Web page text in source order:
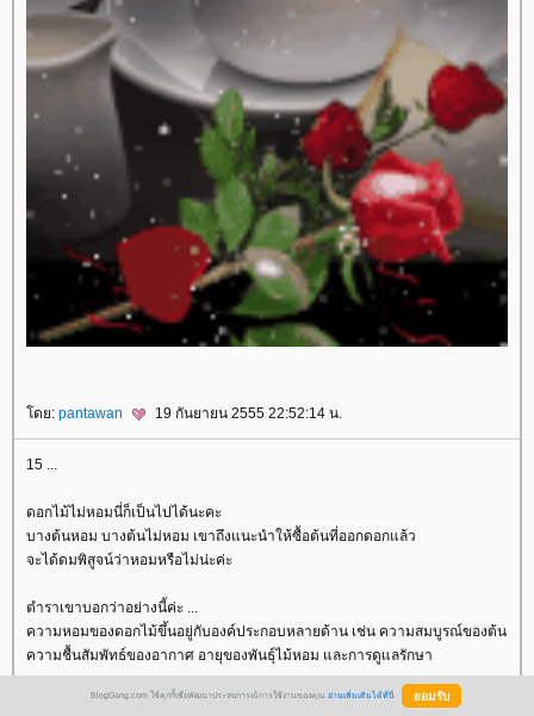
ดย: pantawan 19 กันยายน 2555 22:52:14 น.
15 ...
ดอกไม้ไม่หอมนี่ก็เป็นไปได้นะคะ
บางต้นหอม บางต้นไม่หอม เขาถึงแนะนำให้ซื้อต้นที่ออกดอกแล้ว
จะได้ดมพิสูจน์ว่าหอมหรือไม่น่ะค่ะ
ตำราเขาบอกว่าอย่างนี้ค่ะ ...
ความหอมของดอกไม้ขึ้นอยู่กับองค์ประกอบหลายด้าน เช่น ความสมบูรณ์ของต้น
ความชื้นสัมพัทธ์ของอากาศ อายุของพันธุ์ไม้หอม และการดูแลรักษา
BlogGang.com ใช้คุกกี้เพื่อพัฒนาประสบการณ์การใช้งานของคุณ อ่านเพิ่มเติมได้ที่นี่